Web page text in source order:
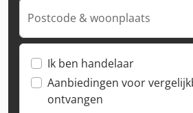
Postcode & woonplaats
Ik ben handelaar
Aanbiedingen voor
ontvangen